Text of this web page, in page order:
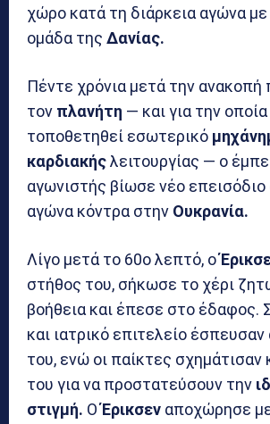
χώρο κατά τη διάρκεια αγώνα με
ομάδα της Δανίας.
Πέντε χρόνια μετά την ανακοπή
τον πλανήτη — και για την
τοποθετηθεί εσωτερικό
καρδιακήςλειτουργίας — ο
αγωνιστής βίωσε νέο επεισόδιο
αγώνα κόντρα στην Ουκρανία.
Λίγο μετά το 60ο λεπτό, ο
στήθος του, σήκωσε το χέρι
βοήθεια και έπεσε στο έδαφος.
και ιατρικό επιτελείο
του, ενώ οι παίκτες
του για να προστατεύσουν την
στιγμή. ΟΈρικσεν αποχώρησε